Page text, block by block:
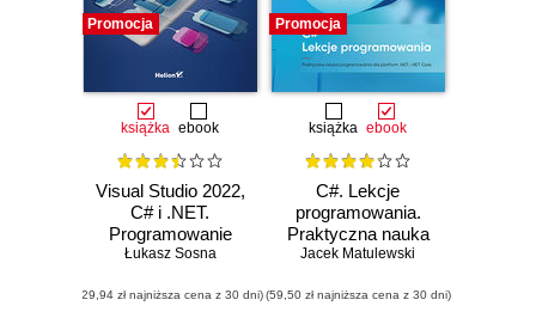
Promocja
książka ebook
Visual Studio 2022,
C# i .NET.
Programowanie
kontrolek
Łukasz Sosna
(29,94 zł najniższa cena z 30 dni)
Promocja
książka ebook
C#. Lekcje
programowania.
Praktyczna nauka
programowania dla
.NET Core
Jacek Matulewski
(59,50 zł najniższa cena z 30 dni)